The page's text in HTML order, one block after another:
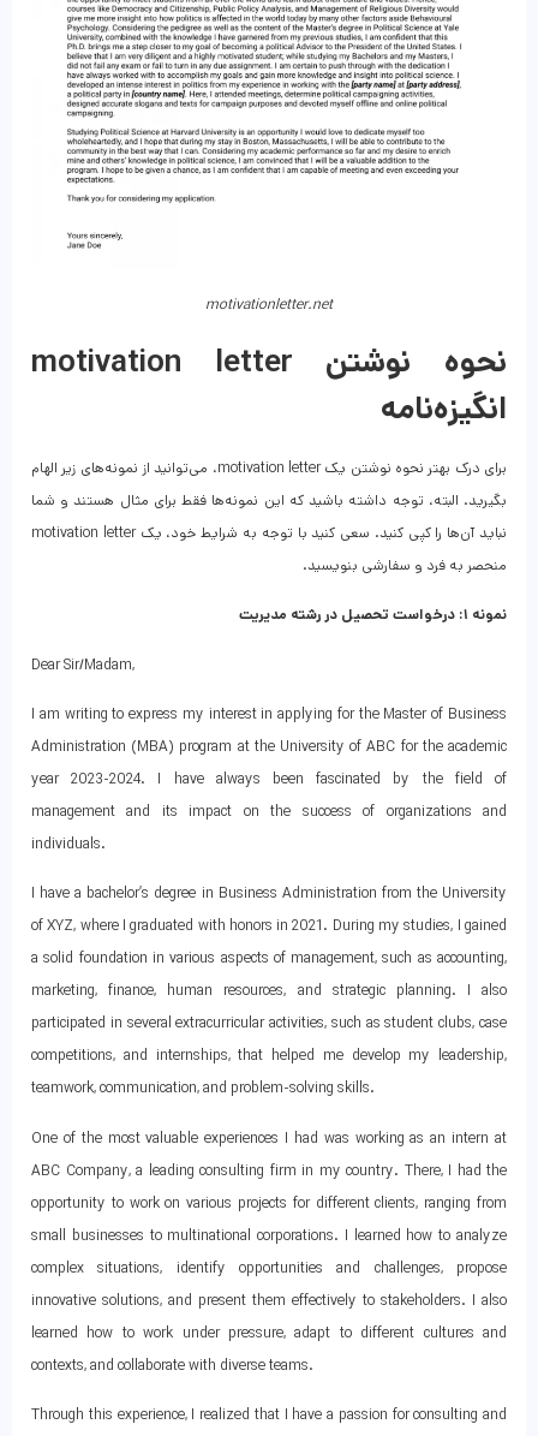
motivationletter.net
نحوه نوشتن motivation letter
انگیزه‌نامه
برای درک بهتر نحوه نوشتن یک motivation letter، می‌توانید از نمونه‌های زیر الهام
بگیرید. البته، توجه داشته باشید که این نمونه‌ها فقط برای مثال هستند و شما
نباید آن‌ها را کپی کنید. سعی کنید با توجه به شرایط خود، یک motivation letter
منحصر به فرد و سفارشی بنویسید.
نمونه ۱: درخواست تحصیل در رشته مدیریت
Dear Sir/Madam,
I am writing to express my interest in applying for the Master of Business
Administration (MBA) program at the University of ABC for the academic
year 2023-2024. I have always been fascinated by the field of
management and its impact on the success of organizations and
individuals.
I have a bachelor’s degree in Business Administration from the University
of XYZ, where I graduated with honors in 2021. During my studies, I gained
a solid foundation in various aspects of management, such as accounting,
marketing, finance, human resources, and strategic planning. I also
participated in several extracurricular activities, such as student clubs, case
competitions, and internships, that helped me develop my leadership,
teamwork, communication, and problem-solving skills.
One of the most valuable experiences I had was working as an intern at
ABC Company, a leading consulting firm in my country. There, I had the
opportunity to work on various projects for different clients, ranging from
small businesses to multinational corporations. I learned how to analyze
complex situations, identify opportunities and challenges, propose
innovative solutions, and present them effectively to stakeholders. I also
learned how to work under pressure, adapt to different cultures and
contexts, and collaborate with diverse teams.
Through this experience, I realized that I have a passion for consulting and